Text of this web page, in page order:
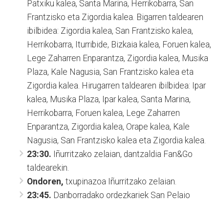
Patxiku kalea, Santa Marina, Herrikobarra, San
Frantzisko eta Zigordia kalea. Bigarren taldearen
ibilbidea: Zigordia kalea, San Frantzisko kalea,
Herrikobarra, Iturribide, Bizkaia kalea, Foruen kalea,
Lege Zaharren Enparantza, Zigordia kalea, Musika
Plaza, Kale Nagusia, San Frantzisko kalea eta
Zigordia kalea. Hirugarren taldearen ibilbidea: Ipar
kalea, Musika Plaza, Ipar kalea, Santa Marina,
Herrikobarra, Foruen kalea, Lege Zaharren
Enparantza, Zigordia kalea, Orape kalea, Kale
Nagusia, San Frantzisko kalea eta Zigordia kalea.
23:30. Iñurritzako zelaian, dantzaldia Fan&Go
taldearekin.
Ondoren, txupinazoa Iñurritzako zelaian.
23:45. Danborradako ordezkariek San Pelaio